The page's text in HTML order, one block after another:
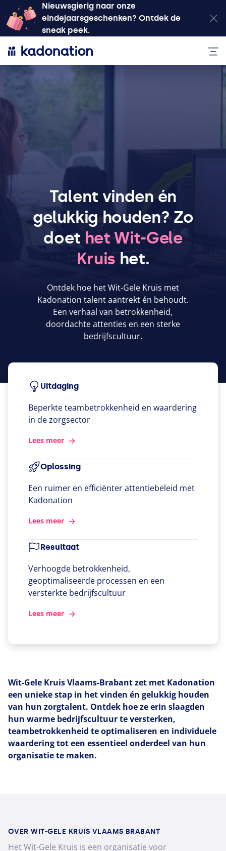
Nieuwsgierig naar onze
eindejaarsgeschenken? Ontdek de
sneak peek.
Talent vinden én
gelukkig houden? Zo
doet het Wit-Gele
Kruis het.
Ontdek hoe het Wit-Gele Kruis met
Kadonation talent aantrekt én behoudt.
Een verhaal van betrokkenheid,
doordachte attenties en een sterke
bedrijfscultuur.
Uitdaging
Beperkte teambetrokkenheid en waardering
in de zorgsector
Lees meer
Oplossing
Een ruimer en efficiënter attentiebeleid met
Kadonation
Lees meer
Resultaat
Verhoogde betrokkenheid,
geoptimaliseerde processen en een
versterkte bedrijfscultuur
Lees meer
Wit-Gele Kruis Vlaams-Brabant zet met Kadonation
een unieke stap in het vinden én gelukkig houden
van hun zorgtalent. Ontdek hoe ze erin slaagden
hun warme bedrijfscultuur te versterken,
teambetrokkenheid te optimaliseren en individuele
waardering tot een essentieel onderdeel van hun
organisatie te maken.
OVER WIT-GELE KRUIS VLAAMS BRABANT
Het Wit-Gele Kruis is een organisatie voor